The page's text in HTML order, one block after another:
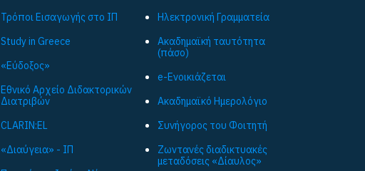
Τρόποι Εισαγωγής στο ΙΠ
Study in Greece
«Εύδοξος»
Εθνικό Αρχείο Διδακτορικών
Διατριβών
CLARIN:EL
«Διαύγεια» - ΙΠ
Ηλεκτρονική Γραμματεία
Ακαδημαϊκή ταυτότητα
(πάσο)
e-Ενοικιάζεται
Ακαδημαϊκό Ημερολόγιο
Συνήγορος του Φοιτητή
Ζωντανές διαδικτυακές
μεταδόσεις «Δίαυλος»